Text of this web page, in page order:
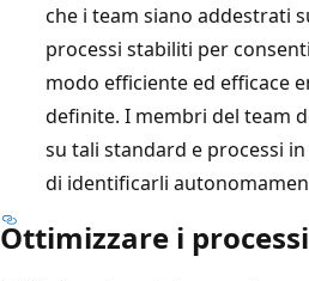
che i team siano addestrati
processi stabiliti per
modo efficiente ed efficace
definite. I membri del team
su tali standard e processi
di identificarli
Ottimizzare i processi